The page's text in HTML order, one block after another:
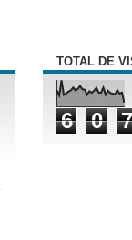
TOTAL DE
6 0 7